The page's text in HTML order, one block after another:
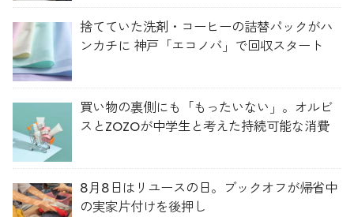
捨てていた洗剤・コーヒーの詰替パックがハ
ンカチに 神戸「エコノバ」で回収スタート
買い物の裏側にも「もったいない」。オルビ
スとZOZOが中学生と考えた持続可能な消費
8月8日はリユースの日。ブックオフが帰省中
の実家片付けを後押し